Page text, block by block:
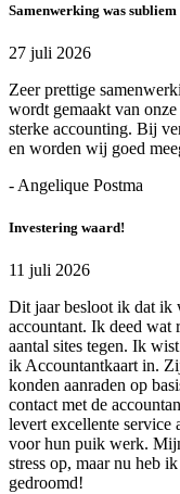
Samenwerking was subliem
27 juli 2026
Zeer prettige
wordt gemaakt van
sterke accounting. Bij
en worden wij goed
- Angelique Postma
Investering waard!
11 juli 2026
Dit jaar besloot ik dat ik
accountant. Ik deed wat
aantal sites tegen. Ik
ik Accountantkaart in.
konden aanraden op
contact met de
levert excellente service
voor hun puik werk.
stress op, maar nu heb
gedroomd!